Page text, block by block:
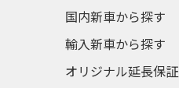
国内新車から探す
輸入新車から探す
オリジナル延長保証